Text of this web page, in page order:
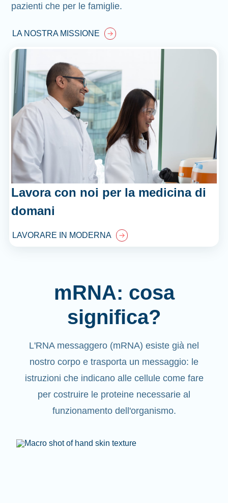
pazienti che per le famiglie.
LA NOSTRA MISSIONE
Lavora con noi per la medicina di
domani
LAVORARE IN MODERNA
mRNA: cosa
significa?
L'RNA messaggero (mRNA) esiste già nel
nostro corpo e trasporta un messaggio: le
istruzioni che indicano alle cellule come fare
per costruire le proteine necessarie al
funzionamento dell'organismo.